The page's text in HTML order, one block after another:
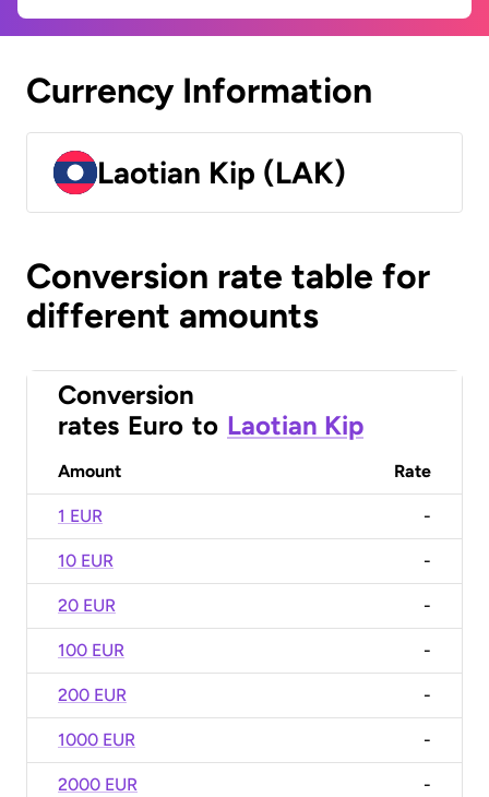
Currency Information
Laotian Kip (LAK)
Conversion rate table for
different amounts
Conversion
rates Euro to Laotian Kip
Amount Rate
1 EUR -
10 EUR -
20 EUR -
100 EUR -
200 EUR -
1000 EUR -
2000 EUR -